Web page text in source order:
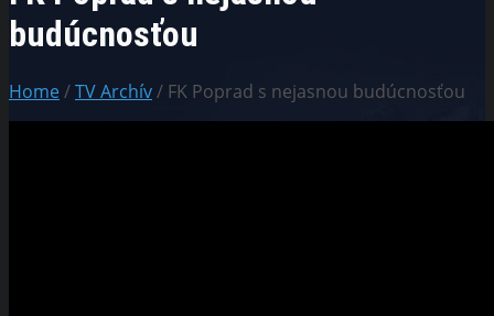
budúcnosťou
Home/TV Archív/ FK Poprad s nejasnou budúcnosťou